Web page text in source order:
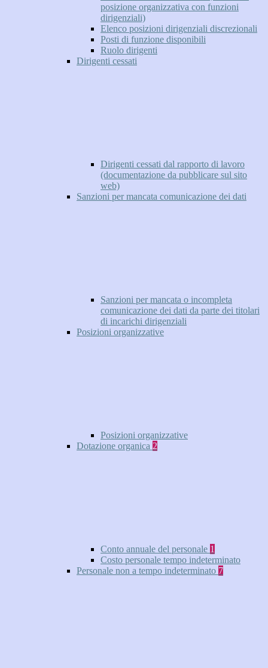
posizione organizzativa con funzioni
dirigenziali)
Elenco posizioni dirigenziali discrezionali
Posti di funzione disponibili
Ruolo dirigenti
Dirigenti cessati
Dirigenti cessati dal rapporto di lavoro
(documentazione da pubblicare sul sito
web)
Sanzioni per mancata comunicazione dei dati
Sanzioni per mancata o incompleta
comunicazione dei dati da parte dei titolari
di incarichi dirigenziali
Posizioni organizzative
Posizioni organizzative
Dotazione organica 2
Conto annuale del personale 1
Costo personale tempo indeterminato
Personale non a tempo indeterminato 7